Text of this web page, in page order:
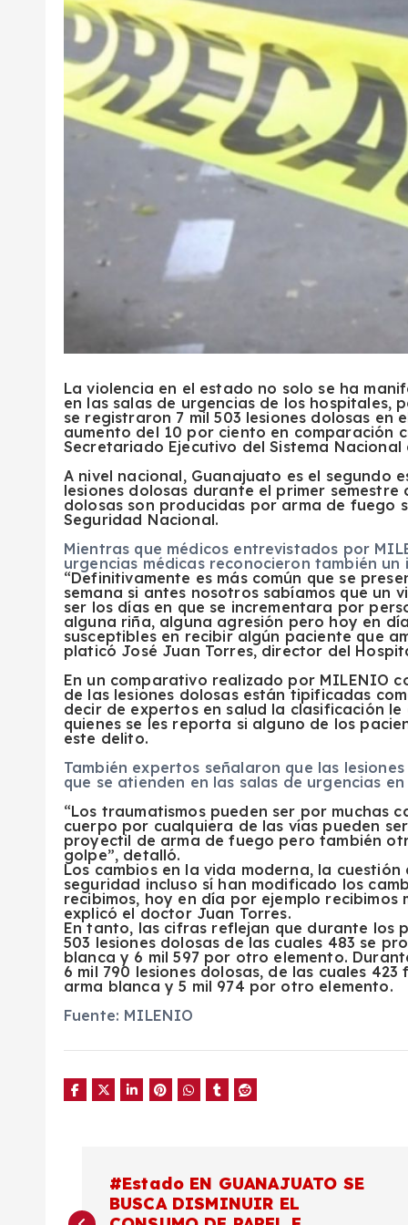
La violencia en el estado no solo se ha
en las salas de urgencias de los hospitales,
se registraron 7 mil 503 lesiones dolosas
aumento del 10 por ciento en comparación
Secretariado Ejecutivo del Sistema Nacional
A nivel nacional, Guanajuato es el segundo
lesiones dolosas durante el primer
dolosas son producidas por arma de fuego
Seguridad Nacional.
Mientras que médicos entrevistados por
urgencias médicas reconocieron también
“Definitivamente es más común que se
semana si antes nosotros sabíamos que un
ser los días en que se incrementara por
alguna riña, alguna agresión pero hoy en
susceptibles en recibir algún paciente que
platicó José Juan Torres, director del
En un comparativo realizado por MILENIO
de las lesiones dolosas están tipificadas
decir de expertos en salud la clasificación
quienes se les reporta si alguno de los
este delito.
También expertos señalaron que las
que se atienden en las salas de urgencias
“Los traumatismos pueden ser por muchas
cuerpo por cualquiera de las vías pueden
proyectil de arma de fuego pero también
golpe”, detalló.
Los cambios en la vida moderna, la
seguridad incluso sí han modificado los
recibimos, hoy en día por ejemplo
explicó el doctor Juan Torres.
En tanto, las cifras reflejan que durante los
503 lesiones dolosas de las cuales 483 se
blanca y 6 mil 597 por otro elemento.
6 mil 790 lesiones dolosas, de las cuales
arma blanca y 5 mil 974 por otro elemento.
Fuente: MILENIO
#Estado EN GUANAJUATO SE
BUSCA DISMINUIR EL